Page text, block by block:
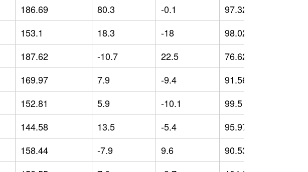
186.69 80.3 -0.1 97.32
153.1 18.3 -18 98.02
187.62 -10.7 22.5 76.62
169.97 7.9 -9.4 91.56
152.81 5.9 -10.1 99.5
144.58 13.5 -5.4 95.97
158.44 -7.9 9.6 90.53